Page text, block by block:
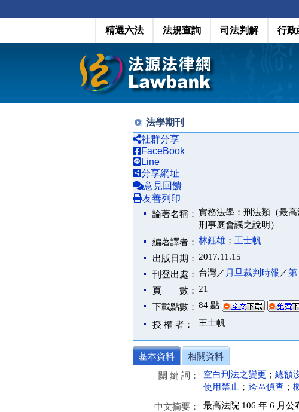
精選六法 法規查詢 司法判解 行政
法學期刊
社群分享
FaceBook
Line
分享網址
意見回饋
友善列印
論著名稱： 實務法學：刑法類（最
刑事庭會議之說明）
編著譯者： 林鈺雄 ； 王士帆
出版日期： 2017.11.15
刊登出處： 台灣／ 月旦裁判時報 ／第
頁 數： 21
下載點數： 84 點
授 權 者：
王士帆
基本資料
相關資料
關 鍵 詞：
空白刑法之變更 ； 總額
使用禁止 ； 跨區偵查 ；
中文摘要：
最高法院 106 年 6 月